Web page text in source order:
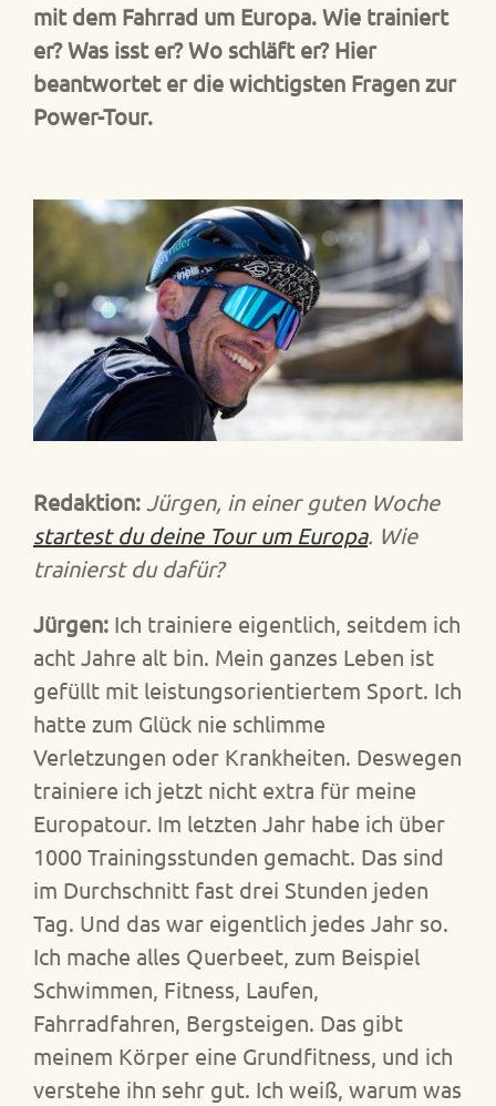
mit dem Fahrrad um Europa. Wie trainiert
er? Was isst er? Wo schläft er? Hier
beantwortet er die wichtigsten Fragen zur
Power-Tour.
Redaktion: Jürgen, in einer guten Woche
startest du deine Tour um Europa. Wie
trainierst du dafür?
Jürgen: Ich trainiere eigentlich, seitdem ich
acht Jahre alt bin. Mein ganzes Leben ist
gefüllt mit leistungsorientiertem Sport. Ich
hatte zum Glück nie schlimme
Verletzungen oder Krankheiten. Deswegen
trainiere ich jetzt nicht extra für meine
Europatour. Im letzten Jahr habe ich über
1000 Trainingsstunden gemacht. Das sind
im Durchschnitt fast drei Stunden jeden
Tag. Und das war eigentlich jedes Jahr so.
Ich mache alles Querbeet, zum Beispiel
Schwimmen, Fitness, Laufen,
Fahrradfahren, Bergsteigen. Das gibt
meinem Körper eine Grundfitness, und ich
verstehe ihn sehr gut. Ich weiß, warum was